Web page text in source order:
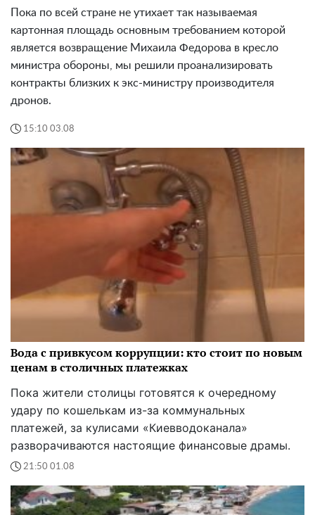
Пока по всей стране не утихает так называемая
картонная площадь основным требованием которой
является возвращение Михаила Федорова в кресло
министра обороны, мы решили проанализировать
контракты близких к экс-министру производителя
дронов.
15:10 03.08
Вода с привкусом коррупции: кто стоит по новым
ценам в столичных платежках
Пока жители столицы готовятся к очередному
удару по кошелькам из-за коммунальных
платежей, за кулисами «Киевводоканала»
разворачиваются настоящие финансовые драмы.
21:50 01.08